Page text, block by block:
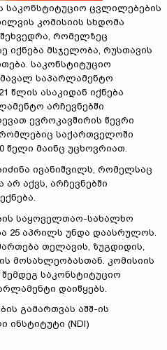
საკონსტიტუციო ცვლილებების
კომისიის სხდომა
რომელზეც
იქნება მსჯელობა, რუსთავის
საკონსტიტუციო
საპარლამენტო
წლის ასაკიდან იქნება
არჩევნებში
ევროკავშირის წევრი
რომლებიც საქართველოში
წელი მაინც უცხოვრიათ.
ივანიშვილს, რომელსაც
აქვს, არჩევნებში
საყოველთაო-სახალხო
25 აპრილს უნდა დაასრულოს.
თელავის, ზუგდიდის,
მოსახლეობასთან. კომისიის
საკონსტიტუციო
დაიწყებს.
გამართვას აშშ-ის
(NDI)